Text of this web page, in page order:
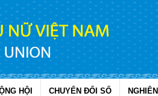
HỘI CHUYỂN ĐỔI SỐ